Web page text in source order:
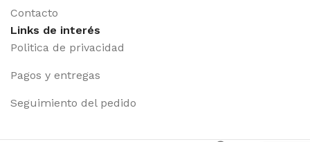
Contacto
Links de interés
Politica de privacidad
Pagos y entregas
Seguimiento del pedido
Iniciar